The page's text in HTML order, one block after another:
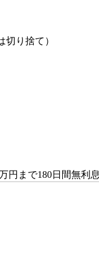
切り捨て）
円まで180日間無利